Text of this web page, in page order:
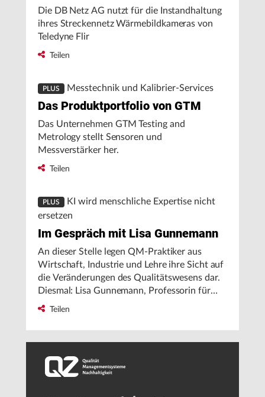
Die DB Netz AG nutzt für die Instandhaltung
ihres Streckennetz Wärmebildkameras von
Teledyne Flir
Teilen
PLUS Messtechnik und Kalibrier-Services
Das Produktportfolio von GTM
Das Unternehmen GTM Testing and
Metrology stellt Sensoren und
Messverstärker her.
Teilen
PLUS
KI wird menschliche Expertise nicht
ersetzen
Im Gespräch mit Lisa Gunnemann
An dieser Stelle legen QM-Praktiker aus
Wirtschaft, Industrie und Lehre ihre Sicht auf
die Veränderungen des Qualitätswesens dar.
Diesmal: Lisa Gunnemann, Professorin für
Fertigungsverfahren und
Teilen